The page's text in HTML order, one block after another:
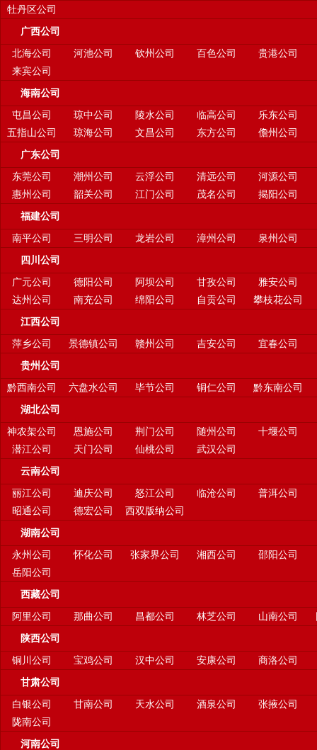
牡丹区公司
广西公司
北海公司 河池公司 钦州公司 百色公司
贵港公司
来宾公司
海南公司
屯昌公司 琼中公司 陵水公司 临高公司
乐东公司
五指山公司
琼海公司 文昌公司 东方公司 儋州公司
广东公司
东莞公司 潮州公司 云浮公司 清远公司
河源公司
惠州公司
韶关公司 江门公司 茂名公司 揭阳公司
福建公司
南平公司 三明公司 龙岩公司 漳州公司 泉州公司
四川公司
广元公司 德阳公司 阿坝公司 甘孜公司
雅安公司
达州公司
南充公司 绵阳公司 自贡公司 攀枝花公司
江西公司
萍乡公司 景德镇公司 赣州公司 吉安公司 宜春公司
贵州公司
黔西南公司 六盘水公司 毕节公司 铜仁公司 黔东南公司
湖北公司
神农架公司 恩施公司 荆门公司 随州公司
十堰公司
潜江公司
天门公司 仙桃公司 武汉公司
云南公司
丽江公司 迪庆公司 怒江公司 临沧公司
普洱公司
昭通公司
德宏公司 西双版纳公司
湖南公司
永州公司 怀化公司 张家界公司 湘西公司
邵阳公司
岳阳公司
西藏公司
阿里公司 那曲公司 昌都公司 林芝公司 山南公司
陕西公司
铜川公司 宝鸡公司 汉中公司 安康公司 商洛公司
甘肃公司
白银公司 甘南公司 天水公司 酒泉公司
张掖公司
陇南公司
河南公司